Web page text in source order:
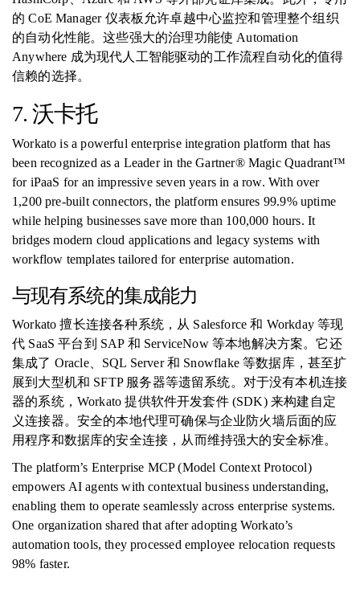
的 CoE Manager 仪表板允许卓越中心监控和管理整个组织
的自动化性能。这些强大的治理功能使 Automation
Anywhere 成为现代人工智能驱动的工作流程自动化的值得
信赖的选择。
7. 沃卡托
Workato is a powerful enterprise integration platform that has
been recognized as a Leader in the Gartner® Magic Quadrant™
for iPaaS for an impressive seven years in a row. With over
1,200 pre-built connectors, the platform ensures 99.9% uptime
while helping businesses save more than 100,000 hours. It
bridges modern cloud applications and legacy systems with
workflow templates tailored for enterprise automation.
与现有系统的集成能力
Workato 擅长连接各种系统，从 Salesforce 和 Workday 等现
代 SaaS 平台到 SAP 和 ServiceNow 等本地解决方案。它还
集成了 Oracle、SQL Server 和 Snowflake 等数据库，甚至扩
展到大型机和 SFTP 服务器等遗留系统。对于没有本机连接
器的系统，Workato 提供软件开发套件 (SDK) 来构建自定
义连接器。安全的本地代理可确保与企业防火墙后面的应
用程序和数据库的安全连接，从而维持强大的安全标准。
The platform’s Enterprise MCP (Model Context Protocol)
empowers AI agents with contextual business understanding,
enabling them to operate seamlessly across enterprise systems.
One organization shared that after adopting Workato’s
automation tools, they processed employee relocation requests
98% faster.